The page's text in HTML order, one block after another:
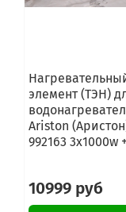
элемент (ТЭН)
Ariston
992163 3х1000w
10999 руб